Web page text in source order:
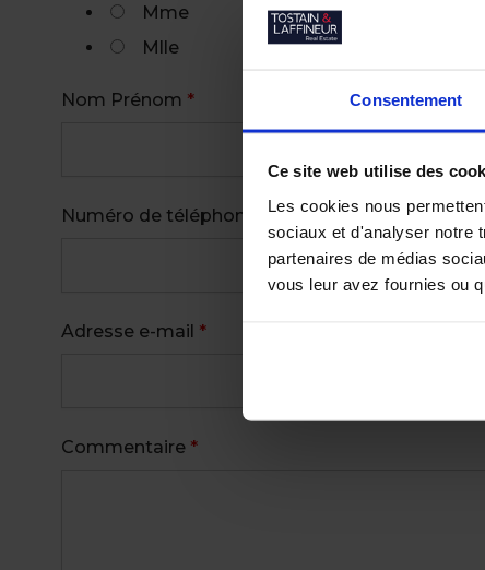
Consentement
Ce site web utilise des
Les cookies nous
sociaux et d'analyser notre
partenaires de médias
vous leur avez fournies ou
Mme
Mlle
Nom Prénom *
Numéro de téléphone
Adresse e-mail *
Commentaire *